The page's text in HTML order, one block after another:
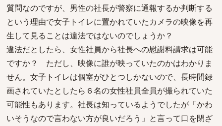
質問なのですが、男性の社長が警察に通報するか判断する
という理由で女子トイレに置かれていたカメラの映像を再
生して見ることは違法ではないのでしょうか？
違法だとしたら、女性社員から社長への慰謝料請求は可能
ですか？ ただし、映像に誰が映っていたのかはわかりま
せん。女子トイレは個室がひとつしかないので、長時間録
画されていたとしたら６名の女性社員全員が撮られていた
可能性もあります。社長は知っているようでしたが「かわ
いそうなので言わない方が良いだろう」と言って口を閉ざ